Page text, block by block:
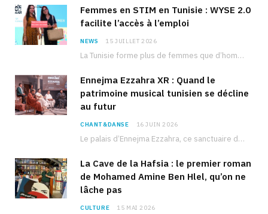
Femmes en STIM en Tunisie : WYSE 2.0
facilite l’accès à l’emploi
NEWS 15 JUILLET 2026
La Tunisie forme plus de femmes que d’hommes dans les filières scientifiques. Pourtant, pour beaucoup…
Ennejma Ezzahra XR : Quand le
patrimoine musical tunisien se décline
au futur
CHANT&DANSE 16 JUIN 2026
Le palais d’Ennejma Ezzahra, ce sanctuaire de la musique tunisienne et méditerranéenne construit par le…
La Cave de la Hafsia : le premier roman
de Mohamed Amine Ben Hlel, qu’on ne
lâche pas
CULTURE 15 MAI 2026